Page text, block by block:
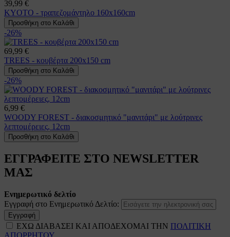
39,99 €
KYOTO - τραπεζομάντηλο 160x160cm
Προσθήκη στο Καλάθι
-26%
69,99 €
TREES - κουβέρτα 200x150 cm
Προσθήκη στο Καλάθι
-26%
6,99 €
WOODY FOREST - διακοσμητικό "μανιτάρι" με λούτρινες
λεπτομέρειες, 12cm
Προσθήκη στο Καλάθι
ΕΓΓΡΑΦΕΙΤΕ ΣΤΟ NEWSLETTER
ΜΑΣ
Ενημερωτικό δελτίο
Εγγραφή στο Ενημερωτικό Δελτίο:
Εγγραφή
ΕΧΩ ΔΙΑΒΑΣΕΙ ΚΑΙ ΑΠΟΔΕΧΟΜΑΙ ΤΗΝ ΠΟΛΙΤΙΚΗ